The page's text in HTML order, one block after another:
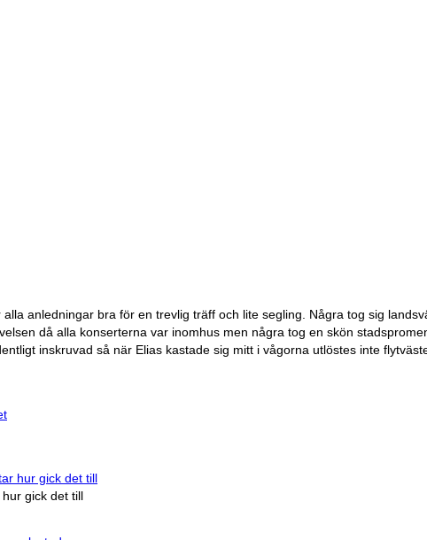
anledningar bra för en trevlig träff och lite segling. Några tog sig
då alla konserterna var inomhus men några tog en skön
inskruvad så när Elias kastade sig mitt i vågorna utlöstes inte
gick det till